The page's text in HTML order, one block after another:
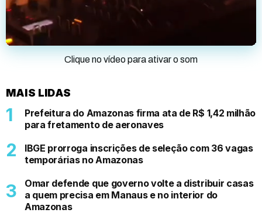
Clique no vídeo para ativar o som
MAIS LIDAS
Prefeitura do Amazonas firma ata de R$ 1,42 milhão
para fretamento de aeronaves
IBGE prorroga inscrições de seleção com 36 vagas
temporárias no Amazonas
Omar defende que governo volte a distribuir casas
a quem precisa em Manaus e no interior do
Amazonas